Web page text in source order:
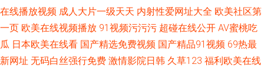
在线播放视频 成人大片一级天天 内射性爱网址大全 欧美社区第
一页 欧美在线视频播放 91视频污污污 超碰在线公开 AV蜜桃吃
瓜 日本欧美在线看 国产精选免费视频 国产精品91视频 69热最
新网址 无码白丝强行免费 激情影院日韩 久草123 福利欧美在线